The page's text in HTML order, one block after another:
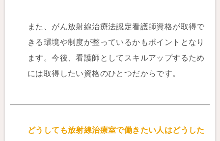
また、がん放射線治療法認定看護師資格が取得で
きる環境や制度が整っているかもポイントとなり
ます。今後、看護師としてスキルアップするため
には取得したい資格のひとつだからです。
どうしても放射線治療室で働きたい人はどうした